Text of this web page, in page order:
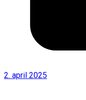
2. april 2025